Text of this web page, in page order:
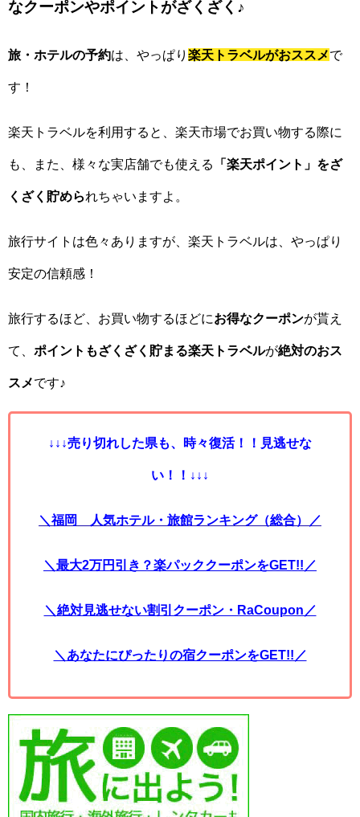
なクーポンやポイントがざくざく♪
旅・ホテルの予約は、やっぱり 楽天トラベルがおススメで
す！
楽天トラベルを利用すると、楽天市場でお買い物する際に
も、また、様々な実店舗でも使える 「楽天ポイント」をざ
くざく貯められちゃいますよ。
旅行サイトは色々ありますが、楽天トラベルは、やっぱり
安定の信頼感！
旅行するほど、お買い物するほどにお得なクーポンが貰え
て、 ポイントもざくざく貯まる楽天トラベルが絶対のおス
スメです♪
↓↓↓売り切れした県も、時々復活！！見逃せな
い！！↓↓↓
＼福岡 人気ホテル・旅館ランキング（総合）／
＼最大2万円引き？楽パッククーポンをGET!!／
＼絶対見逃せない割引クーポン・RaCoupon／
＼あなたにぴったりの宿クーポンをGET!!／